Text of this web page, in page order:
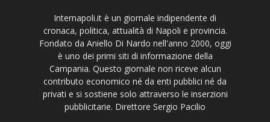
Internapoli.it è un giornale indipendente di
cronaca, politica, attualità di Napoli e provincia.
Fondato da Aniello Di Nardo nell'anno 2000, oggi
è uno dei primi siti di informazione della
Campania. Questo giornale non riceve alcun
contributo economico né da enti pubblici né da
privati e si sostiene solo attraverso le inserzioni
pubblicitarie. Direttore Sergio Pacilio